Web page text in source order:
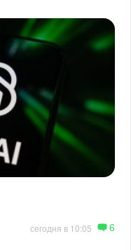
сегодня в 10:05 6